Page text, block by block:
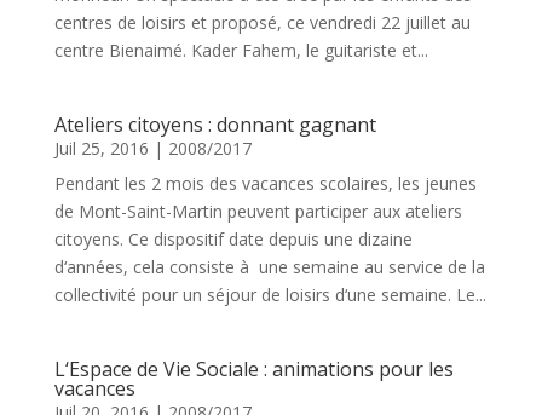
centres de loisirs et proposé, ce vendredi 22 juillet au
centre Bienaimé. Kader Fahem, le guitariste et...
Ateliers citoyens : donnant gagnant
Juil 25, 2016 | 2008/2017
Pendant les 2 mois des vacances scolaires, les jeunes
de Mont-Saint-Martin peuvent participer aux ateliers
citoyens. Ce dispositif date depuis une dizaine
d‘années, cela consiste à une semaine au service de la
collectivité pour un séjour de loisirs d‘une semaine. Le...
L‘Espace de Vie Sociale : animations pour les
vacances